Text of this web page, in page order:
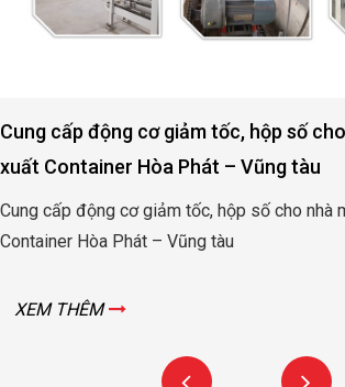
Cung cấp động cơ giảm tốc, hộp số
xuất Container Hòa Phát – Vũng tàu
Cung cấp động cơ giảm tốc, hộp số cho nhà
Container Hòa Phát – Vũng tàu
XEM THÊM